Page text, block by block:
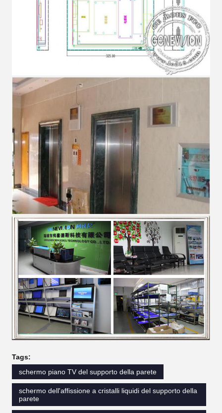
Tags:
schermo piano TV del supporto della parete
schermo dell'affissione a cristalli liquidi del supporto della
parete